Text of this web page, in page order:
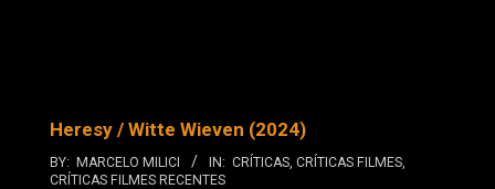
Heresy / Witte Wieven (2024)
BY: MARCELO MILICI IN: CRÍTICAS CRÍTICAS FILMES
CRÍTICAS FILMES RECENTES